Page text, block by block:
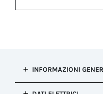
INFORMAZIONI